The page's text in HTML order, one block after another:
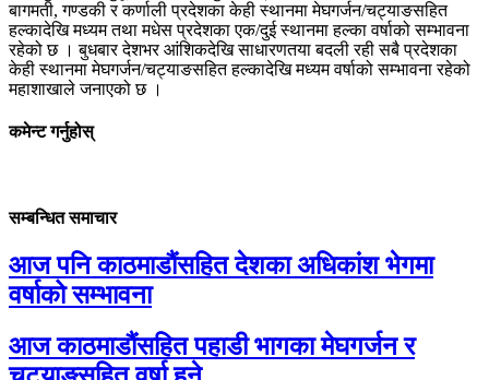
बागमती, गण्डकी र कर्णाली प्रदेशका केही स्थानमा मेघगर्जन/चट्याङसहित
हल्कादेखि मध्यम तथा मधेस प्रदेशका एक/दुई स्थानमा हल्का वर्षाको सम्भावना
रहेको छ । बुधबार देशभर आंशिकदेखि साधारणतया बदली रही सबै प्रदेशका
केही स्थानमा मेघगर्जन/चट्याङसहित हल्कादेखि मध्यम वर्षाको सम्भावना रहेको
महाशाखाले जनाएको छ ।
कमेन्ट गर्नुहोस्
सम्बन्धित समाचार
आज पनि काठमाडौंसहित देशका अधिकांश भेगमा
वर्षाको सम्भावना
आज काठमाडौंसहित पहाडी भागका मेघगर्जन र